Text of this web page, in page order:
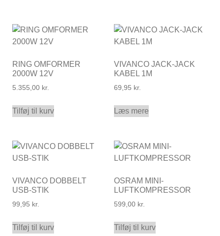
RING OMFORMER
2000W 12V
5.355,00 kr.
Tilføj til kurv
VIVANCO JACK-JACK
KABEL 1M
69,95 kr.
Læs mere
VIVANCO DOBBELT
USB-STIK
99,95 kr.
Tilføj til kurv
OSRAM MINI-
LUFTKOMPRESSOR
599,00 kr.
Tilføj til kurv